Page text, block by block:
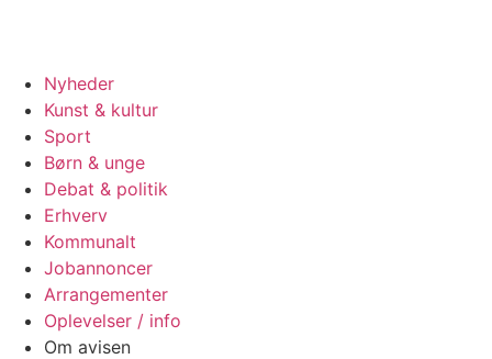
Nyheder
Kunst & kultur
Sport
Børn & unge
Debat & politik
Erhverv
Kommunalt
Jobannoncer
Arrangementer
Oplevelser / info
Om avisen